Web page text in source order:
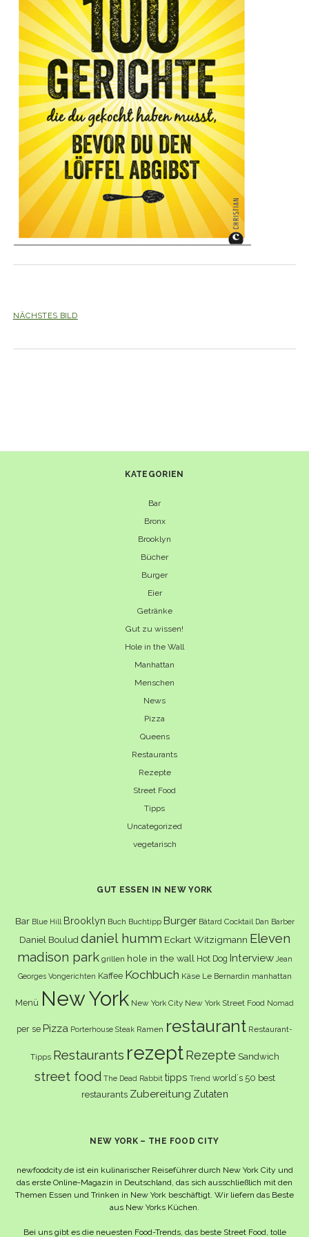
NÄCHSTES BILD
KATEGORIEN
Bar
Bronx
Brooklyn
Bücher
Burger
Eier
Getränke
Gut zu wissen!
Hole in the Wall
Manhattan
Menschen
News
Pizza
Queens
Restaurants
Rezepte
Street Food
Tipps
Uncategorized
vegetarisch
GUT ESSEN IN NEW YORK
Bar Blue Hill Brooklyn Buch Buchtipp Burger Bâtard Cocktail Dan Barber
Daniel Boulud daniel humm Eckart Witzigmann Eleven
madison park grillen hole in the wall Hot Dog Interview Jean
Georges Vongerichten Kaffee Kochbuch Käse Le Bernardin manhattan
Menü New York New York City New York Street Food Nomad
per se Pizza Porterhouse Steak Ramen restaurant Restaurant-
Tipps Restaurants rezept Rezepte Sandwich
street food The Dead Rabbit tipps Trend world´s 50 best
restaurants Zubereitung Zutaten
NEW YORK – THE FOOD CITY
newfoodcity.de ist ein kulinarischer Reiseführer durch New York City und
das erste Online-Magazin in Deutschland, das sich ausschließlich mit den
Themen Essen und Trinken in New York beschäftigt. Wir liefern das Beste
aus New Yorks Küchen.
Bei uns gibt es die neuesten Food-Trends, das beste Street Food, tolle